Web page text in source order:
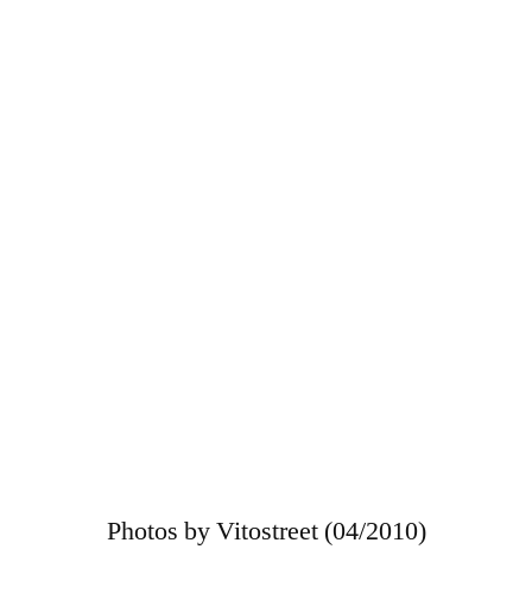
Photos by Vitostreet (04/2010)